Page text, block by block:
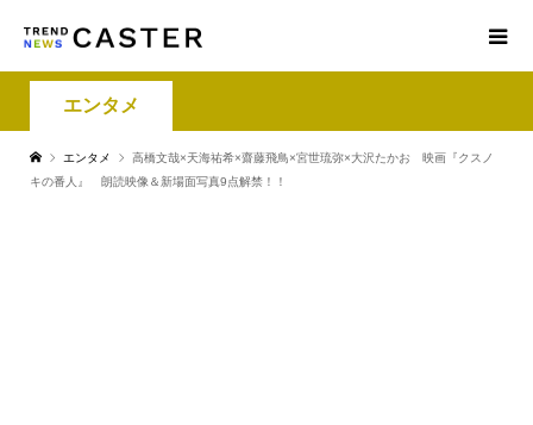
エンタメ
エンタメ
高橋文哉×天海祐希×齋藤飛鳥×宮世琉弥×大沢たかお 映画『クスノ
キの番人』 朗読映像＆新場面写真9点解禁！！